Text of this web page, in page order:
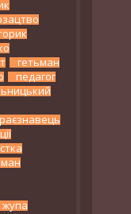
гетьман
педагог
жупа